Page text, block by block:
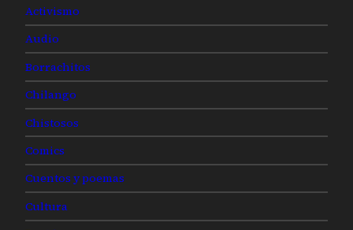
Activismo
Audio
Borrachitos
Chilango
Chistosos
Comics
Cuentos y poemas
Cultura